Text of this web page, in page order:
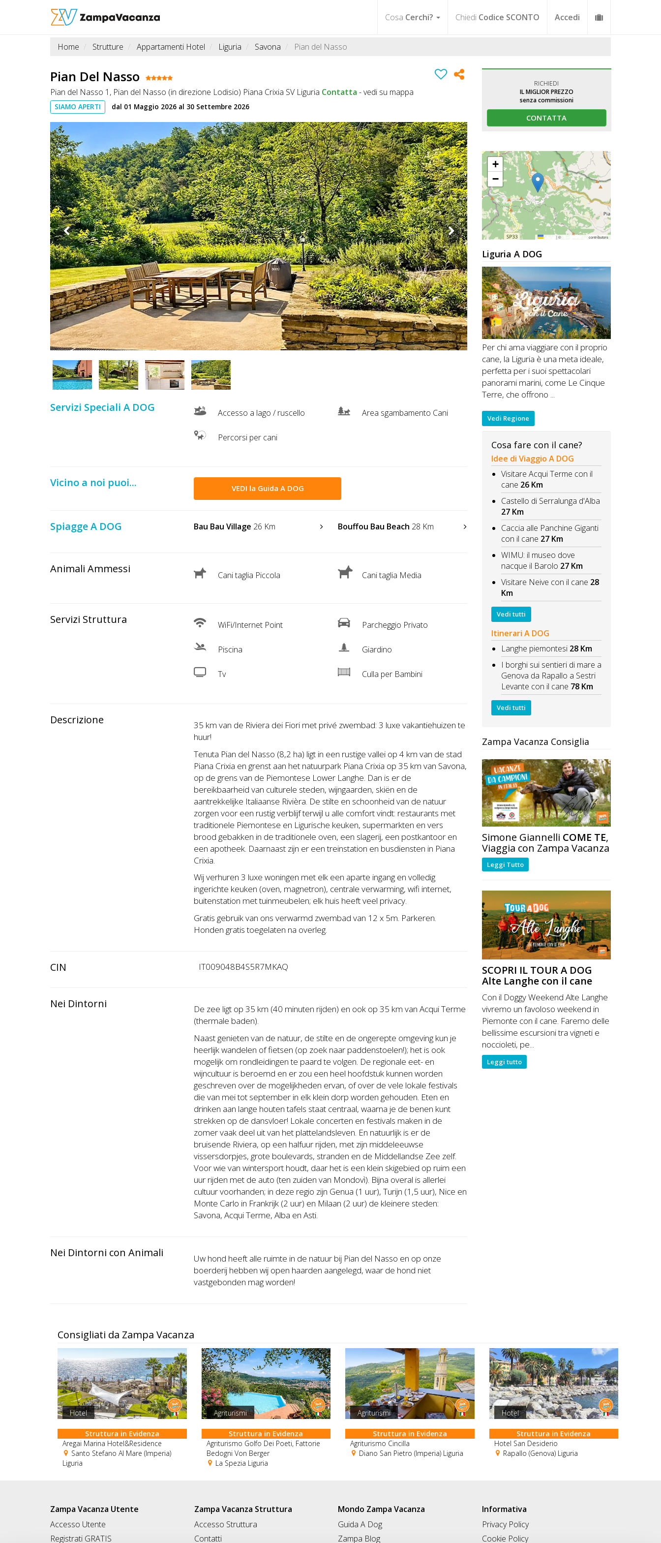
Cosa Cerchi? Chiedi Codice SCONTO Accedi
STRUTTURE
LUOGHI
OFFERTE
CHIEDI
CODICE
SCONTO
Video
Tutorial
Home Strutture Appartamenti Hotel Liguria Savona Pian del Nasso
Pian Del Nasso
Pian del Nasso 1, Pian del Nasso (in direzione Lodisio) Piana Crixia SV Liguria Contatta -vedi su mappa
SIAMO APERTI dal 01 Maggio 2026 al 30 Settembre 2026
Servizi Speciali A DOG Accesso a lago / ruscello Area sgambamento Cani
Percorsi per cani
Vicino a noi puoi... VEDI la Guida A DOG
Spiagge A DOG Bau Bau Village 26 Km Bouffou Bau Beach 28 Km
Animali Ammessi Cani taglia Piccola Cani taglia Media
Servizi Struttura WiFi/Internet Point Parcheggio Privato
Piscina Giardino
Tv Culla per Bambini
Descrizione
35 km van de Riviera dei Fiori met privé zwembad: 3 luxe vakantiehuizen te
huur!
Tenuta Pian del Nasso (8,2 ha) ligt in een rustige vallei op 4 km van de stad
Piana Crixia en grenst aan het natuurpark Piana Crixia op 35 km van Savona,
op de grens van de Piemontese Lower Langhe. Dan is er de
bereikbaarheid van culturele steden, wijngaarden, skiën en de
aantrekkelijke Italiaanse Rivièra. De stilte en schoonheid van de natuur
zorgen voor een rustig verblijf terwijl u alle comfort vindt: restaurants met
traditionele Piemontese en Ligurische keuken, supermarkten en vers
brood gebakken in de traditionele oven, een slagerij, een postkantoor en
een apotheek. Daarnaast zijn er een treinstation en busdiensten in Piana
Crixia.
Wij verhuren 3 luxe woningen met elk een aparte ingang en volledig
ingerichte keuken (oven, magnetron), centrale verwarming, wifi internet,
buitenstation met tuinmeubelen; elk huis heeft veel privacy.
Gratis gebruik van ons verwarmd zwembad van 12 x 5m. Parkeren.
Honden gratis toegelaten na overleg.
CIN IT009048B4S5R7MKAQ
Nei Dintorni
De zee ligt op 35 km (40 minuten rijden) en ook op 35 km van Acqui Terme
(thermale baden).
Naast genieten van de natuur, de stilte en de ongerepte omgeving kun je
heerlijk wandelen of fietsen (op zoek naar paddenstoelen!); het is ook
mogelijk om rondleidingen te paard te volgen. De regionale eet- en
wijncultuur is beroemd en er zou een heel hoofdstuk kunnen worden
geschreven over de mogelijkheden ervan, of over de vele lokale festivals
die van mei tot september in elk klein dorp worden gehouden. Eten en
drinken aan lange houten tafels staat centraal, waarna je de benen kunt
strekken op de dansvloer! Lokale concerten en festivals maken in de
zomer vaak deel uit van het plattelandsleven. En natuurlijk is er de
bruisende Riviera, op een halfuur rijden, met zijn middeleeuwse
vissersdorpjes, grote boulevards, stranden en de Middellandse Zee zelf.
Voor wie van wintersport houdt, daar het is een klein skigebied op ruim een
​​uur rijden met de auto (ten zuiden van Mondovì). Bijna overal is allerlei
cultuur voorhanden; in deze regio zijn Genua (1 uur), Turijn (1,5 uur), Nice en
Monte Carlo in Frankrijk (2 uur) en Milaan (2 uur) de kleinere steden:
Savona, Acqui Terme, Alba en Asti.
Nei Dintorni con Animali
Uw hond heeft alle ruimte in de natuur bij Pian del Nasso en op onze
boerderij hebben wij open haarden aangelegd, waar de hond niet
vastgebonden mag worden!
RICHIEDI
IL MIGLIOR PREZZO
senza commissioni
CONTATTA
+
−
|© OpenStreetMap contributors
Liguria A DOG
Per chi ama viaggiare con il proprio
cane, la Liguria è una meta ideale,
perfetta per i suoi spettacolari
panorami marini, come Le Cinque
Terre, che offrono ...
Vedi Regione
Cosa fare con il cane?
Idee di Viaggio A DOG
Visitare Acqui Terme con il
cane 26 Km
Castello di Serralunga d'Alba
27 Km
Caccia alle Panchine Giganti
con il cane 27 Km
WIMU: il museo dove
nacque il Barolo 27 Km
Visitare Neive con il cane 28
Km
Vedi tutti
Itinerari A DOG
Langhe piemontesi 28 Km
I borghi sui sentieri di mare a
Genova da Rapallo a Sestri
Levante con il cane 78 Km
Vedi tutti
Zampa Vacanza Consiglia
Simone Giannelli COME TE,
Viaggia con Zampa Vacanza
Leggi Tutto
SCOPRI IL TOUR A DOG
Alte Langhe con il cane
Con il Doggy Weekend Alte Langhe
vivremo un favoloso weekend in
Piemonte con il cane. Faremo delle
bellissime escursioni tra vigneti e
noccioleti, pe...
Leggi tutto
Consigliati da Zampa Vacanza
Hotel
Struttura in Evidenza
Aregai Marina Hotel&Residence
Santo Stefano Al Mare (Imperia)
Liguria
Agriturismi
Struttura in Evidenza
Agriturismo Golfo Dei Poeti, Fattorie
Bedogni Von Berger
La Spezia Liguria
Agriturismi
Struttura in Evidenza
Agriturismo Cincilla
Diano San Pietro (Imperia) Liguria
Hotel
Struttura in Evidenza
Hotel San Desiderio
Rapallo (Genova) Liguria
Zampa Vacanza Utente
Accesso Utente
Registrati GRATIS
Zampa Vacanza Struttura
Accesso Struttura
Contatti
Mondo Zampa Vacanza
Guida A Dog
Zampa Blog
Informativa
Privacy Policy
Cookie Policy